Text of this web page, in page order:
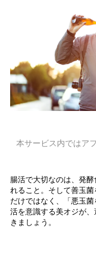
本サービス内ではア
腸活で大切なのは、発
れること。そして善玉
だけではなく、「悪玉
活を意識する美オジが
きましょう。